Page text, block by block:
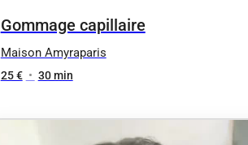
Gommage capillaire
Maison Amyraparis
25 € • 30 min